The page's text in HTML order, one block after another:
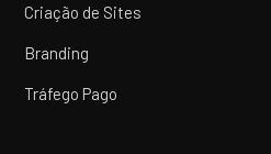
Criação de Sites
Branding
Tráfego Pago